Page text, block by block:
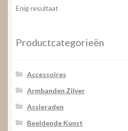
Enig resultaat
Productcategorieën
Accessoires
Armbanden Zilver
Assieraden
Beeldende Kunst